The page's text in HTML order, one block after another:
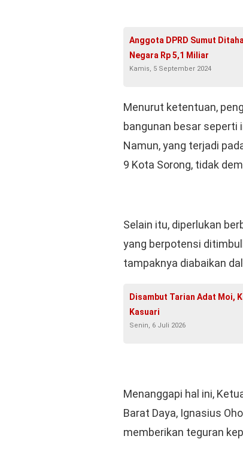
Anggota DPRD Sumut
Negara Rp 5,1 Miliar
Kamis, 5 September 2024
Menurut ketentuan,
bangunan besar seperti
Namun, yang terjadi
9 Kota Sorong, tidak
Selain itu, diperlukan
yang berpotensi
tampaknya diabaikan
Disambut Tarian Adat Moi,
Kasuari
Senin, 6 Juli 2026
Menanggapi hal ini,
Barat Daya, Ignasius
memberikan teguran